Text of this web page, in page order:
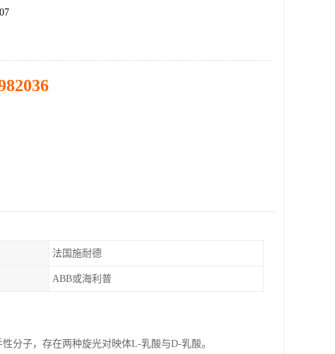
法国施耐德
ABB或海利普
分子，存在两种旋光对映体L-乳酸与D-乳酸。